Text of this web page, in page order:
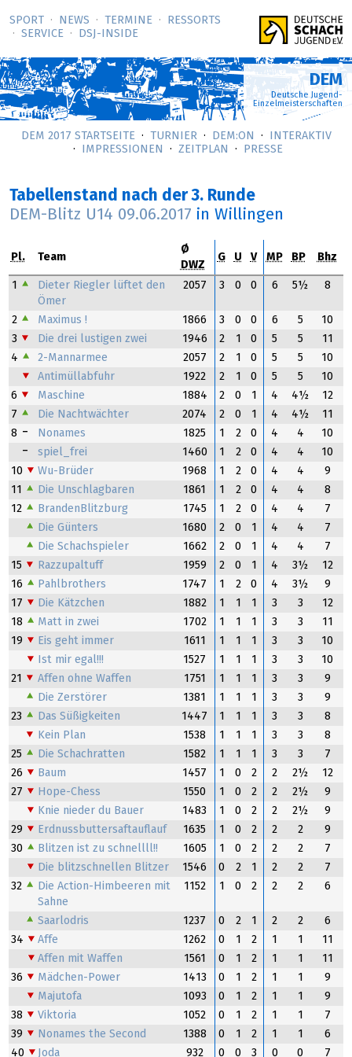
SPORT NEWS TERMINE
RESSORTS
SERVICE
DSJ-­INSIDE
DEM
Deutsche Jugend-
Einzelmeisterschaften
DEM 2017 STARTSEITE TURNIER DEM:ON
INTERAKTIV
IMPRESSIONEN
ZEITPLAN PRESSE
Tabellenstand nach der 3. Runde
DEM-Blitz U14 09.06.2017 in Willingen
Pl. Team
Ø
DWZ
G U V MP BP Bhz
1
Dieter Riegler lüftet den
Ömer
2057 3 0 0 6 5½ 8
2 Maximus ! 1866 3 0 0 6 5
10
3
Die drei lustigen zwei 1946 2 1 0 5 5
11
4
2-Mannarmee 2057 2 1 0 5 5
10
Antimüllabfuhr
1922 2 1 0 5 5
10
6
Maschine 1884 2 0 1 4 4½
12
7
Die Nachtwächter 2074 2 0 1 4 4½
11
8
Nonames 1825 1 2 0 4 4
10
spiel_frei
1460 1 2 0 4 4
10
10
Wu-Brüder 1968 1 2 0 4 4
9
11
Die Unschlagbaren 1861 1 2 0 4 4
8
12
BrandenBlitzburg 1745 1 2 0 4 4
7
Die Günters
1680 2 0 1 4 4
7
Die Schachspieler
1662 2 0 1 4 4
7
15
Razzupaltuff 1959 2 0 1 4 3½
12
16
Pahlbrothers 1747 1 2 0 4 3½
9
17
Die Kätzchen 1882 1 1 1 3 3
12
18
Matt in zwei 1702 1 1 1 3 3
11
19
Eis geht immer 1611 1 1 1 3 3
10
Ist mir egal!!!
1527 1 1 1 3 3
10
21
Affen ohne Waffen 1751 1 1 1 3 3
9
Die Zerstörer
1381 1 1 1 3 3
9
23
Das Süßigkeiten 1447 1 1 1 3 3
8
Kein Plan
1538 1 1 1 3 3
8
25
Die Schachratten 1582 1 1 1 3 3
7
26
Baum 1457 1 0 2 2 2½
12
27
Hope-Chess 1550 1 0 2 2 2½
9
Knie nieder du Bauer
1483 1 0 2 2 2½
9
29
Erdnussbuttersaftauflauf 1635 1 0 2 2 2
9
30
Blitzen ist zu schnellll!! 1605 1 0 2 2 2
7
Die blitzschnellen Blitzer
1546 0 2 1 2 2
7
32
Die Action-Himbeeren mit
Sahne
1152 1 0 2 2 2 6
Saarlodris 1237 0 2 1 2 2
6
34
Affe 1262 0 1 2 1 1
11
Affen mit Waffen
1561 0 1 2 1 1
11
36
Mädchen-Power 1413 0 1 2 1 1
9
Majutofa
1093 0 1 2 1 1
9
38
Viktoria 1052 0 1 2 1 1
7
39
Nonames the Second 1388 0 1 2 1 1
6
40
Joda 932 0 0 3 0 0 7